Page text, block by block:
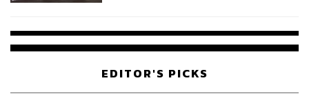
EDITOR'S PICKS